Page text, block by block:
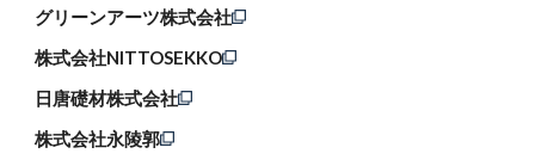
グリーンアーツ株式会社
株式会社NITTOSEKKO
日唐礎材株式会社
株式会社永陵郭